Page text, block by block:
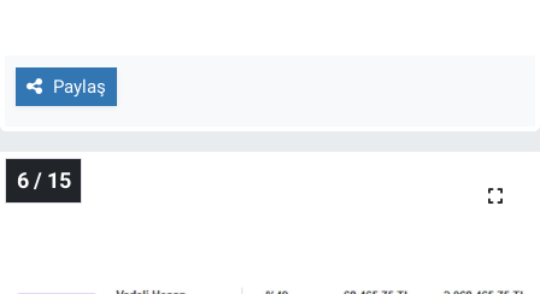
Paylaş
6 / 15